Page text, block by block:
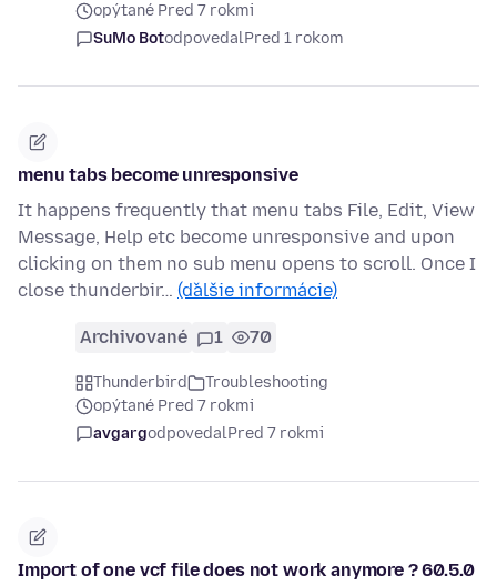
opýtané Pred 7 rokmi
SuMo BotodpovedalPred 1 rokom
menu tabs become unresponsive
It happens frequently that menu tabs File, Edit, View
Message, Help etc become unresponsive and upon
clicking on them no sub menu opens to scroll. Once I
close thunderbir… (ďalšie informácie)
Archivované 1 70
Thunderbird
Troubleshooting
opýtané Pred 7 rokmi
avgargodpovedalPred 7 rokmi
Import of one vcf file does not work anymore ? 60.5.0